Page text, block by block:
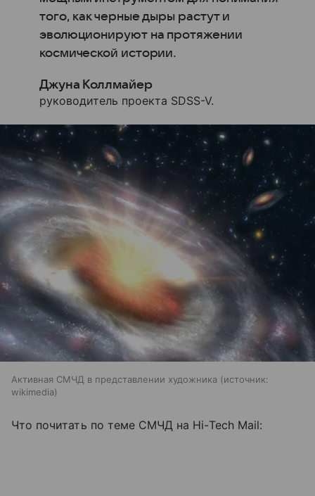
того, как черные дыры растут и
эволюционируют на протяжении
космической истории.
Джуна Коллмайер
руководитель проекта SDSS-V.
Активная СМЧД в представлении художника
источник:
wikimedia
Что почитать по теме СМЧД на Hi-Tech Mail: